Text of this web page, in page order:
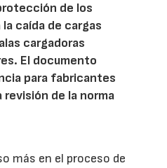
de los
caída de cargas
cargadoras
El documento
para fabricantes
de la norma
más en el proceso de